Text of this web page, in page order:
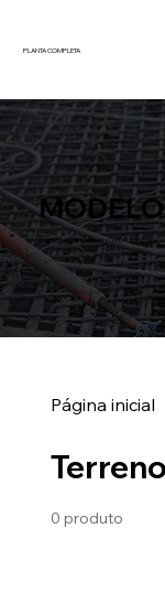
PLANTA COMPLETA
Quantidades de Materiais | Custo Total | Custo
Página inicial
0 produto